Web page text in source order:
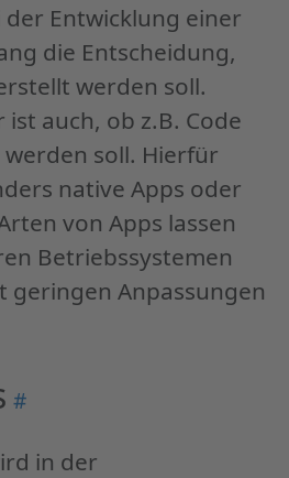
Entwicklung einer
die Entscheidung,
werden soll.
auch, ob z.B. Code
soll. Hierfür
native Apps oder
von Apps lassen
Betriebssystemen
geringen Anpassungen
Permalink
Apps
#
in der